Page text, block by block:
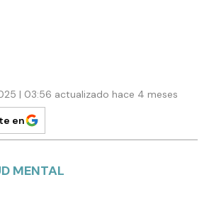
| 03:56 actualizado hace 4 meses
en
MENTAL